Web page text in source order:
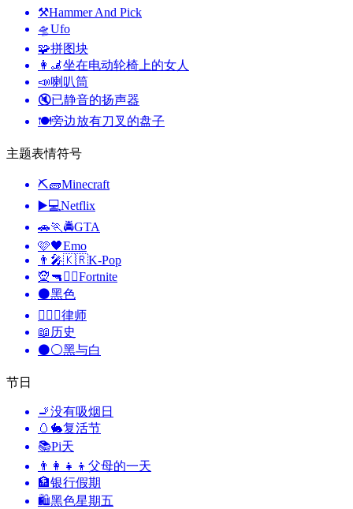
⚒️Hammer And Pick
🛸Ufo
🧩拼图块
👩‍🦼坐在电动轮椅上的女人
📣喇叭筒
🔇已静音的扬声器
🍽️旁边放有刀叉的盘子
主题表情符号
⛏🧱Minecraft
▶️💻Netflix
🚗🏃🚔GTA
🩷🖤Emo
👨‍🎤🇰🇷K-Pop
🧝🔫🦹‍♂️Fortnite
⚫黑色
🧑‍⚖️‍📝律师
📖 历史
⚫⚪黑与白
节日
🚬没有吸烟日
🥚🐇复活节
📚Pi天
👨‍👩‍👧‍👦 父母的一天
🏦银行假期
🛍黑色星期五